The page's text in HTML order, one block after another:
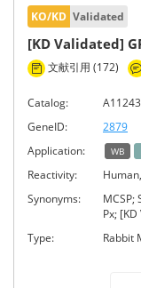
KO/KD Validated
[KD Validated]
文献引用 (172)
Catalog:
A11243
GeneID:
2879
Application:
WB
Reactivity:
Synonyms:
MCSP;
Px;
Type:
Rabbit